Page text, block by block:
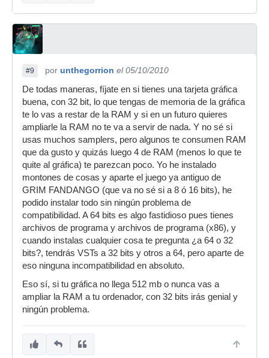
#9 por unthegorrion el 05/10/2010
De todas maneras, fíjate en si tienes una tarjeta gráfica
buena, con 32 bit, lo que tengas de memoria de la gráfica
te lo vas a restar de la RAM y si en un futuro quieres
ampliarle la RAM no te va a servir de nada. Y no sé si
usas muchos samplers, pero algunos te consumen RAM
que da gusto y quizás luego 4 de RAM (menos lo que te
quite al gráfica) te parezcan poco. Yo he instalado
montones de cosas y aparte el juego ya antiguo de
GRIM FANDANGO (que va no sé si a 8 ó 16 bits), he
podido instalar todo sin ningún problema de
compatibilidad. A 64 bits es algo fastidioso pues tienes
archivos de programa y archivos de programa (x86), y
cuando instalas cualquier cosa te pregunta ¿a 64 o 32
bits?, tendrás VSTs a 32 bits y otros a 64, pero aparte de
eso ninguna incompatibilidad en absoluto.
Eso sí, si tu gráfica no llega 512 mb o nunca vas a
ampliar la RAM a tu ordenador, con 32 bits irás genial y
ningún problema.